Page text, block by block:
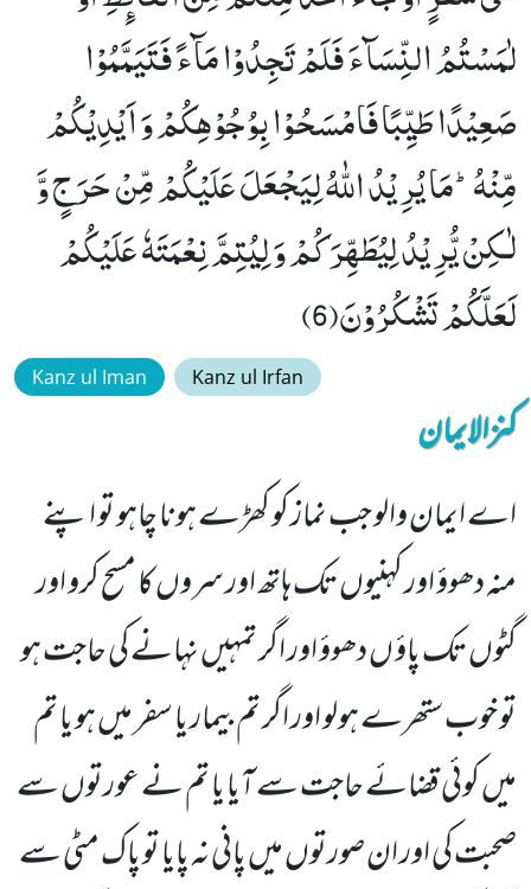
لٰمَسْتُمُ النِّسَآءَ فَلَمْ تَجِدُوْا مَآءً فَتَیَمَّمُوْا
صَعِیْدًا طَیِّبًا فَامْسَحُوْا بِوُجُوْهِكُمْ وَ اَیْدِیْكُمْ
مِّنْهُؕ-مَا یُرِیْدُ اللّٰهُ لِیَجْعَلَ عَلَیْكُمْ مِّنْ حَرَجٍ وَّ
لٰـكِنْ یُّرِیْدُ لِیُطَهِّرَكُمْ وَ لِیُتِمَّ نِعْمَتَهٗ عَلَیْكُمْ
لَعَلَّكُمْ تَشْكُرُوْنَ(6)
Kanz ul Iman Kanz ul Irfan
کنزالایمان
اے ایمان والو جب نماز کو کھڑے ہونا چاہو تو اپنے
منہ دھوؤ اور کہنیوں تک ہاتھ اور سروں کا مسح کرو اور
گٹوں تک پاؤ ں دھوؤ اور اگر تمہیں نہانے کی حاجت ہو
تو خوب ستھرے ہولو اور اگر تم بیمار یا سفر میں ہو یا تم
میں کوئی قضائے حاجت سے آیا یا تم نے عورتوں سے
صحبت کی اور ان صورتوں میں پانی نہ پایا تو پاک مٹی سے